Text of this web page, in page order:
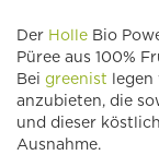
Der Holle Bio
Püree aus 100%
Bei greenist legen
anzubieten, die
und dieser
Ausnahme.